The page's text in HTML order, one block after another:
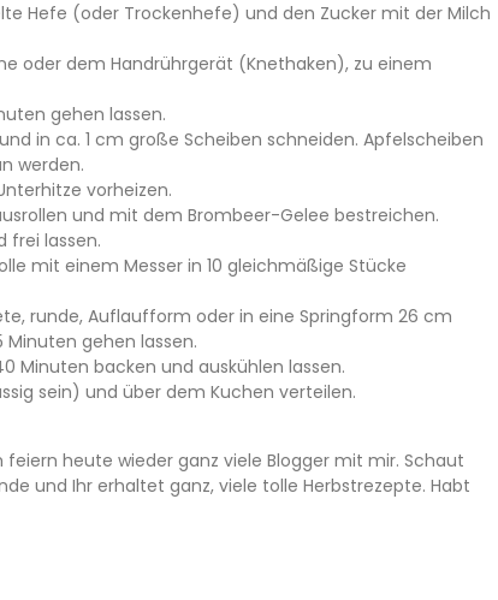
Hefe (oder Trockenhefe) und den Zucker mit der Milch
oder dem Handrührgerät (Knethaken), zu einem
gehen lassen.
in ca. 1 cm große Scheiben schneiden. Apfelscheiben
werden.
vorheizen.
und mit dem Brombeer-Gelee bestreichen.
frei lassen.
mit einem Messer in 10 gleichmäßige Stücke
runde, Auflaufform oder in eine Springform 26 cm
gehen lassen.
Minuten backen und auskühlen lassen.
sein) und über dem Kuchen verteilen.
heute wieder ganz viele Blogger mit mir. Schaut
und Ihr erhaltet ganz, viele tolle Herbstrezepte. Habt